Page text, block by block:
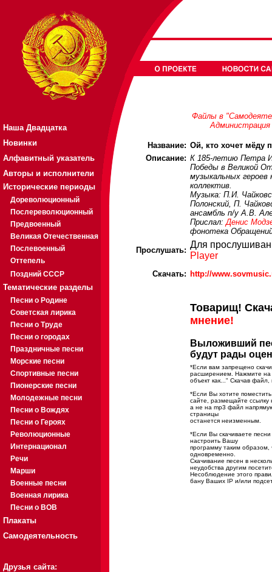
Наша Двадцатка
Новинки
Алфавитный указатель
Авторы и исполнители
Исторические периоды
Дореволюционный
Послереволюционный
Предвоенный
Великая Отечественная
Послевоенный
Оттепель
Поздний СССР
Тематические разделы
Песни о Родине
Советская лирика
Песни о Труде
Песни о городах
Праздничные песни
Морские песни
Спортивные песни
Пионерские песни
Молодежные песни
Песни о Вождях
Песни о Героях
Революционные
Интернационал
Речи
Марши
Военные песни
Военная лирика
Песни о ВОВ
Плакаты
Самодеятельность
Друзья сайта:
Файлы в
Название: Ой, кто хочет мёду
Описание: К 185-летию Петра
Победы в Великой
музыкальных героев
коллектив.
Музыка: П.И.
Полонский, П.
ансамбль п/у А.В.
Прислал:Денис
фонотека
Прослушать:
Для
Player
Скачать: http://
Товарищ!
мнение!
Выложивший
будут рады
*Если вам запрещено
расширением. Нажмите на
объект как..." Скачав
*Если Вы хотите
сайте, размещайте ссылку
а не на mp3 файл
страницы
останется неизменным.
*Если Вы скачиваете
настроить Вашу
программу таким образом,
одновременно.
Скачивание песен в
неудобства другим
Несоблюдение этого
бану Ваших IP и/или